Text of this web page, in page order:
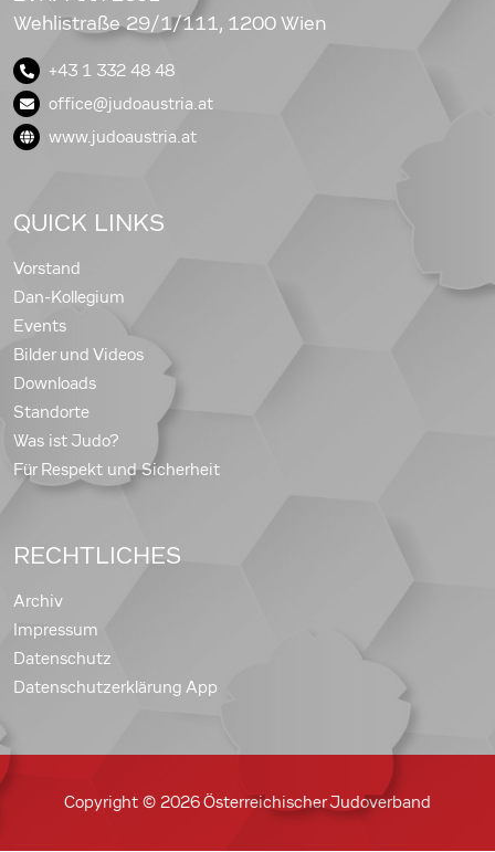
Wehlistraße 29/1/111, 1200 Wien
+43 1 332 48 48
office@judoaustria.at
www.judoaustria.at
QUICK LINKS
Vorstand
Dan-Kollegium
Events
Bilder und Videos
Downloads
Standorte
Was ist Judo?
Für Respekt und Sicherheit
RECHTLICHES
Archiv
Impressum
Datenschutz
Datenschutzerklärung App
Copyright © 2026 Österreichischer Judoverband